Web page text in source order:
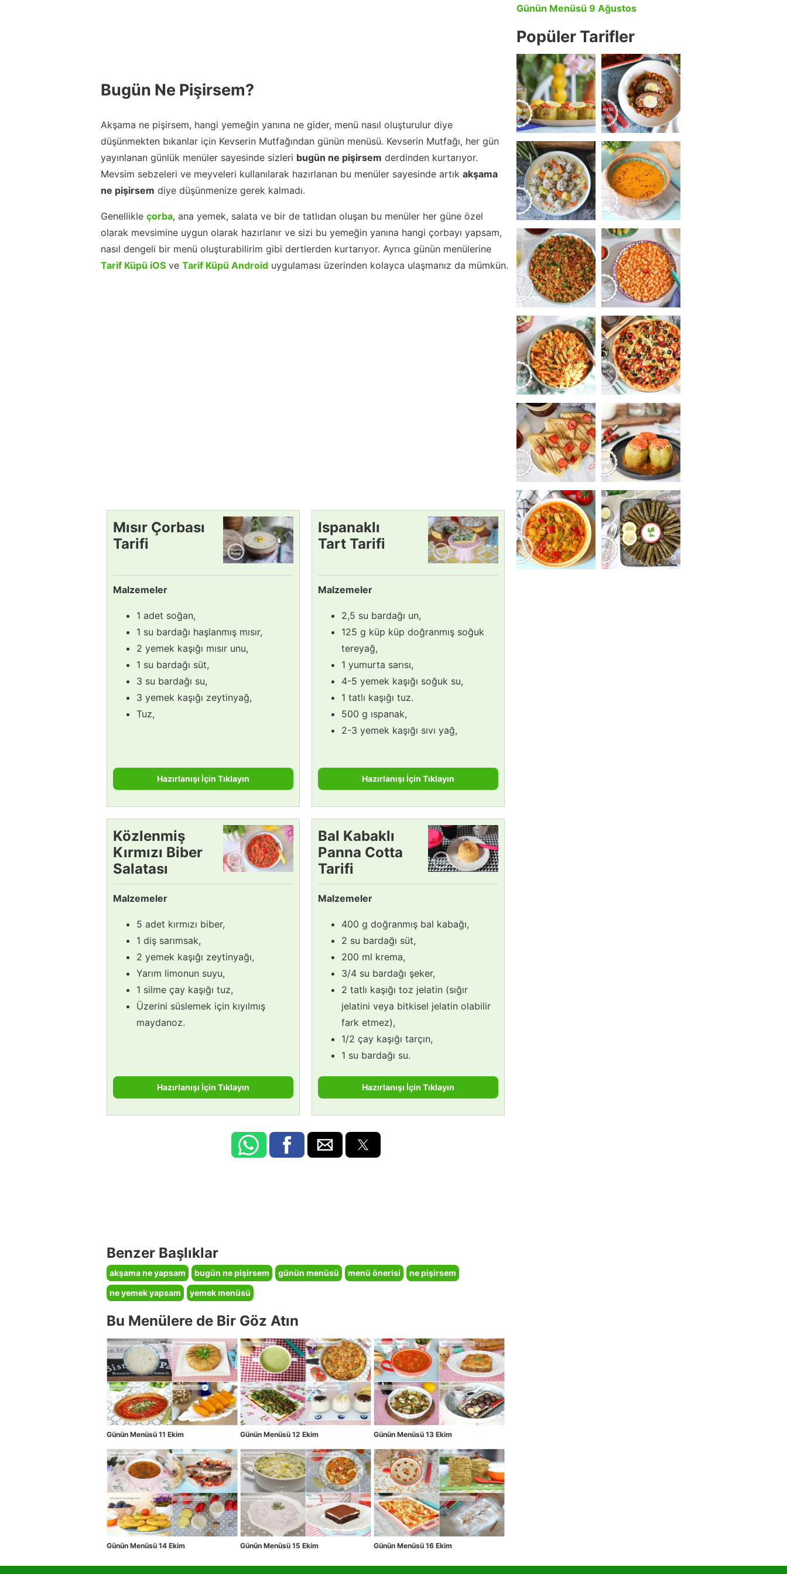
Bugün Ne Pişirsem?
Akşama ne pişirsem, hangi yemeğin yanına ne gider, menü nasıl oluşturulur diye
düşünmekten bıkanlar için Kevserin Mutfağından günün menüsü. Kevserin Mutfağı, her gün
yayınlanan günlük menüler sayesinde sizleri bugün ne pişirsem derdinden kurtarıyor.
Mevsim sebzeleri ve meyveleri kullanılarak hazırlanan bu menüler sayesinde artık akşama
ne pişirsem diye düşünmenize gerek kalmadı.
Genellikle çorba, ana yemek, salata ve bir de tatlıdan oluşan bu menüler her güne özel
olarak mevsimine uygun olarak hazırlanır ve sizi bu yemeğin yanına hangi çorbayı yapsam,
nasıl dengeli bir menü oluşturabilirim gibi dertlerden kurtarıyor. Ayrıca günün menülerine
Tarif Küpü iOS ve Tarif Küpü Android uygulaması üzerinden kolayca ulaşmanız da mümkün.
Mısır Çorbası
Tarifi
Malzemeler
1 adet soğan,
1 su bardağı haşlanmış mısır,
2 yemek kaşığı mısır unu,
1 su bardağı süt,
3 su bardağı su,
3 yemek kaşığı zeytinyağ,
Tuz,
Hazırlanışı İçin Tıklayın
Ispanaklı
Tart Tarifi
Malzemeler
2,5 su bardağı un,
125 g küp küp doğranmış soğuk
tereyağ,
1 yumurta sarısı,
4-5 yemek kaşığı soğuk su,
1 tatlı kaşığı tuz.
500 g ıspanak,
2-3 yemek kaşığı sıvı yağ,
Hazırlanışı İçin Tıklayın
Közlenmiş
Kırmızı Biber
Salatası
Tarifi
Malzemeler
5 adet kırmızı biber,
1 diş sarımsak,
2 yemek kaşığı zeytinyağı,
Yarım limonun suyu,
1 silme çay kaşığı tuz,
Üzerini süslemek için kıyılmış
maydanoz.
Hazırlanışı İçin Tıklayın
Bal Kabaklı
Panna Cotta
Tarifi
Malzemeler
400 g doğranmış bal kabağı,
2 su bardağı süt,
200 ml krema,
3/4 su bardağı şeker,
2 tatlı kaşığı toz jelatin (sığır
jelatini veya bitkisel jelatin olabilir
fark etmez),
1/2 çay kaşığı tarçın,
1 su bardağı su.
Hazırlanışı İçin Tıklayın
Benzer Başlıklar
akşama ne yapsam bugün ne pişirsem günün menüsü menü önerisi
ne pişirsem
ne yemek yapsam
yemek menüsü
Bu Menülere de Bir Göz Atın
Günün Menüsü 11 Ekim Günün Menüsü 12 Ekim Günün Menüsü 13 Ekim
Günün Menüsü 14 Ekim Günün Menüsü 15 Ekim Günün Menüsü 16 Ekim
Günün Menüsü 9 Ağustos
Popüler Tarifler